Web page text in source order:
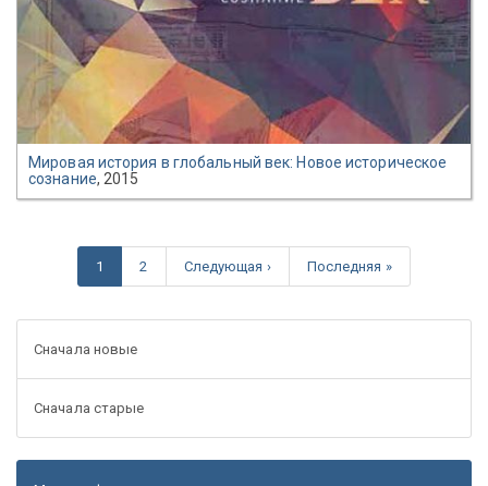
Мировая история в глобальный век: Новое историческое
сознание, 2015
1 2 Следующая › Последняя »
Сначала новые
Сначала старые